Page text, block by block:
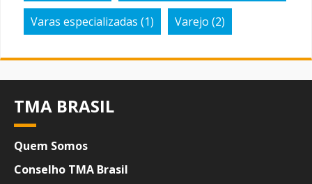
Varas especializadas (1) Varejo (2)
TMA BRASIL
Quem Somos
Conselho TMA Brasil